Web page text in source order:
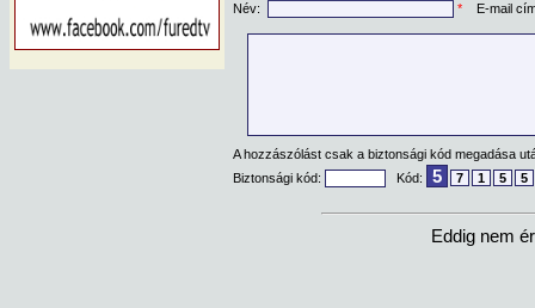
Név: * E-mail
A hozzászólást csak a biztonsági kód megadása
Biztonsági kód:
Kód: 5 7 1 5 5
Eddig nem